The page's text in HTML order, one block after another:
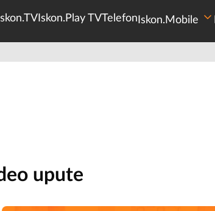
Iskon.Play TVTelefon Iskon.Mobile
upute